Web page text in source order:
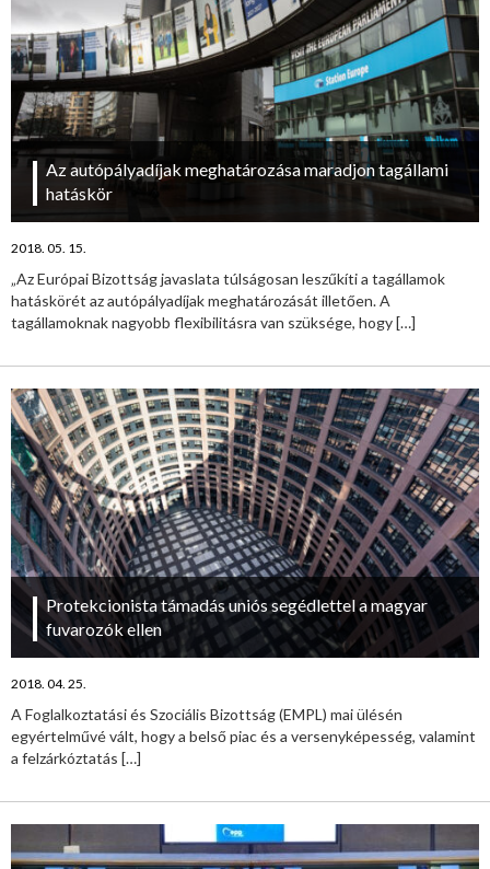
Az autópályadíjak meghatározása maradjon tagállami
hatáskör
2018. 05. 15.
„Az Európai Bizottság javaslata túlságosan leszűkíti a tagállamok
hatáskörét az autópályadíjak meghatározását illetően. A
tagállamoknak nagyobb flexibilitásra van szüksége, hogy[…]
Protekcionista támadás uniós segédlettel a magyar
fuvarozók ellen
2018. 04. 25.
A Foglalkoztatási és Szociális Bizottság (EMPL) mai ülésén
egyértelművé vált, hogy a belső piac és a versenyképesség, valamint
a felzárkóztatás […]